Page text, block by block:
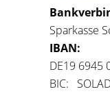
Sparkasse
IBAN:
DE19 6945
BIC: